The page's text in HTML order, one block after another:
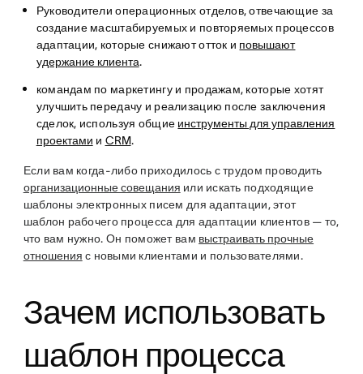
Руководители операционных отделов, отвечающие за
создание масштабируемых и повторяемых процессов
адаптации, которые снижают отток и повышают
удержание клиента.
командам по маркетингу и продажам, которые хотят
улучшить передачу и реализацию после заключения
сделок, используя общие инструменты для управления
проектами и CRM.
Если вам когда-либо приходилось с трудом проводить
организационные совещания или искать подходящие
шаблоны электронных писем для адаптации, этот
шаблон рабочего процесса для адаптации клиентов — то,
что вам нужно. Он поможет вам выстраивать прочные
отношения с новыми клиентами и пользователями.
Зачем использовать
шаблон процесса